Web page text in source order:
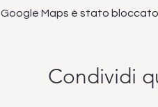
AMACA TRAINING
Google Maps è stato
Condividi